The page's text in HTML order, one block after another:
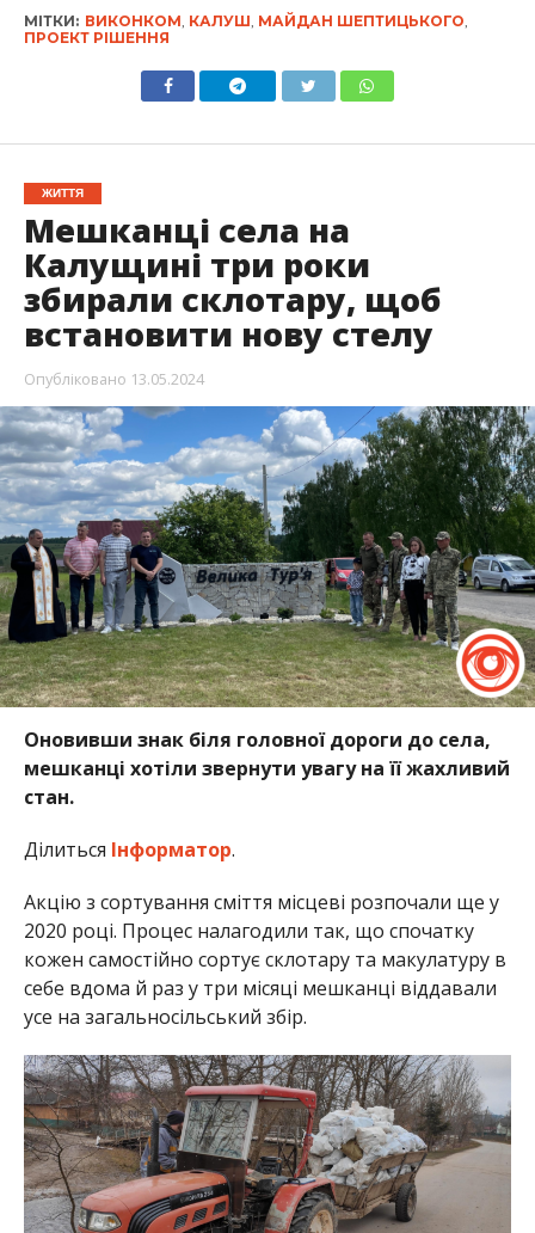
МІТКИ: ВИКОНКОМ, КАЛУШ, МАЙДАН ШЕПТИЦЬКОГО,
ПРОЕКТ РІШЕННЯ
ЖИТТЯ
Мешканці села на
Калущині три роки
збирали склотару, щоб
встановити нову стелу
Опубліковано 13.05.2024
Оновивши знак біля головної дороги до села,
мешканці хотіли звернути увагу на її жахливий
стан.
Ділиться Інформатор.
Акцію з сортування сміття місцеві розпочали ще у
2020 році. Процес налагодили так, що спочатку
кожен самостійно сортує склотару та макулатуру в
себе вдома й раз у три місяці мешканці віддавали
усе на загальносільський збір.